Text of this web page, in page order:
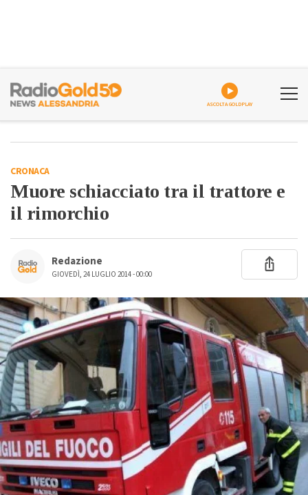
ASCOLTA GOLDPLAY
CRONACA
Muore schiacciato tra il trattore e
il rimorchio
Redazione
GIOVEDÌ, 24 LUGLIO 2014 - 00:00